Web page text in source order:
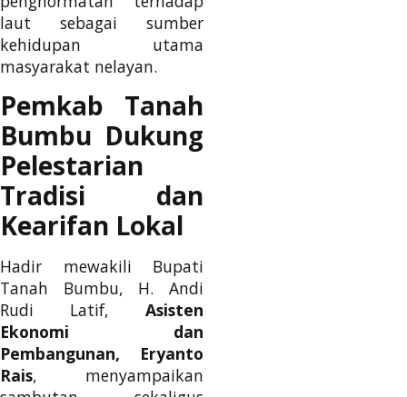
laut sebagai sumber
kehidupan utama
masyarakat nelayan.
Pemkab Tanah
Bumbu Dukung
Pelestarian
Tradisi dan
Kearifan Lokal
Hadir mewakili Bupati
Tanah Bumbu, H. Andi
Rudi Latif, Asisten
Ekonomi dan
Pembangunan, Eryanto
Rais, menyampaikan